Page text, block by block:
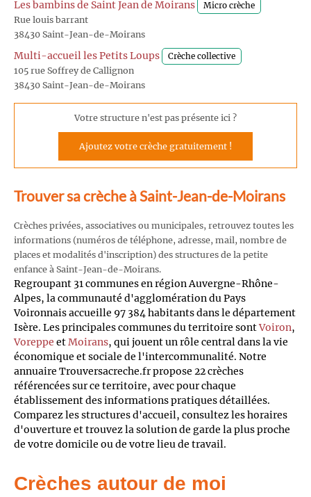
Les bambins de Saint Jean de Moirans Micro crèche
Rue louis barrant
38430 Saint-Jean-de-Moirans
Multi-accueil les Petits Loups Crèche collective
105 rue Soffrey de Callignon
38430 Saint-Jean-de-Moirans
Votre structure n'est pas présente ici ?
Ajoutez votre crèche gratuitement !
Trouver sa crèche à Saint-Jean-de-Moirans
Crèches privées, associatives ou municipales, retrouvez toutes les
informations (numéros de téléphone, adresse, mail, nombre de
places et modalités d'inscription) des structures de la petite
enfance à Saint-Jean-de-Moirans.
Regroupant 31 communes en région Auvergne-Rhône-
Alpes, la communauté d'agglomération du Pays
Voironnais accueille 97 384 habitants dans le département
Isère. Les principales communes du territoire sontVoiron,
Voreppe etMoirans, qui jouent un rôle central dans la vie
économique et sociale de l'intercommunalité. Notre
annuaire Trouversacreche.fr propose 22 crèches
référencées sur ce territoire, avec pour chaque
établissement des informations pratiques détaillées.
Comparez les structures d'accueil, consultez les horaires
d'ouverture et trouvez la solution de garde la plus proche
de votre domicile ou de votre lieu de travail.
Crèches autour de moi